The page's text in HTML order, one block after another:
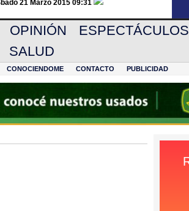
21 Marzo 2015 09:31
OPINIÓN ESPECTÁCULOS
SALUD
CONOCIENDOME CONTACTO PUBLICIDAD